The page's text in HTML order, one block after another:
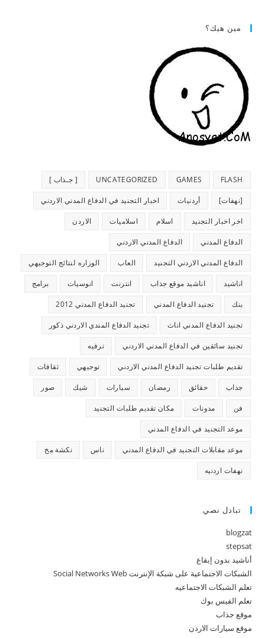
مين هيك؟
FLASH
GAMES
UNCATEGORIZED [ جـذاب ]
[نهفات] أردنيات اخبار التجنيد في الدفاع المدني الاردني
اخر اخبار التجنيد اسلام اسلاميات الاردن
الدفاع المدني الدفاع المدني الاردني
الدفاع المدني الاردني التجنيد العاب الوزاره لنتائج التوجيهي
اناشيد اناشيد موقع جذاب انترنت انوسيات برامج
بنك تجنيد الدفاع المدني تجنيد الدفاع المدني 2012
تجنيد الدفاع المدني اناث تجنيد الدفاع المندي الاردني ذكور
تجنيد سائقين في الدفاع المدني الاردني ترفيه
تقديم طلبات تجنيد الدفاع المدني الاردني توجيهي ثقافات
جذاب حقائق رمضان سيارات شيك صور
فن مدونات مكان تقديم طلبات التجنيد
موعد التجنيد في الدفاع المدني
موعد مقابلات التجنيد في الدفاع المدني ناس نكشة مخ
نهفات اردنيه
تبادل نصي
blogzat
stepsat
أناشيد بدون إيقاع
الشبكات الاجتماعية على شبكة الإنترنت Social Networks Web
تعلم الشبكات الاجتماعيه
تعلم الفيس بوك
موقع جذاب
موقع سيارات الاردن